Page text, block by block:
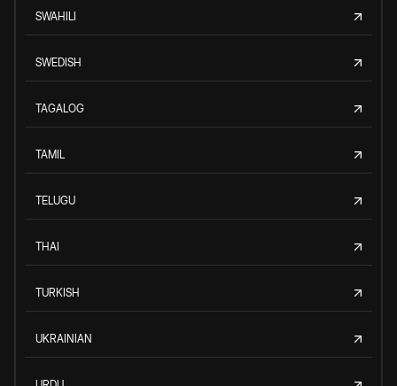
SWAHILI
SWEDISH
TAGALOG
TAMIL
TELUGU
THAI
TURKISH
UKRAINIAN